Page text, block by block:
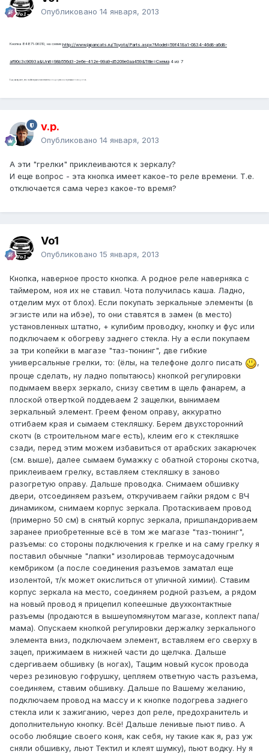
Опубликовано 14 января, 2013
Кнопка 84871-0K010, на схеме http://www.japancats.ru/Toyota/Parts.aspx?Model=59f418a1-0834-46d8-a6d8-
af90c3c9093a&Unit=98b556d3-2e6e-412e-99a9-d5209e0aa459&Title=Схема 4 из 7
Еще, как вариант, есть на эбэе зеркальные элементы с подогревом и стрелками поворотов.
v.p.
Опубликовано 14 января, 2013
А эти "грелки" приклеиваются к зеркалу?
И еще вопрос - эта кнопка имеет какое-то реле времени. Т.е.
отключается сама через какое-то время?
Vo1
Опубликовано 15 января, 2013
Кнопка, наверное просто кнопка. А родное реле наверняка с
таймером, ноя их не ставил. Чота получилась каша. Ладно,
отделим мух от блох). Если покупать зеркальные элементы (в
эгзисте или на ибэе), то они ставятся в замен (в место)
установленных штатно, + кулибим проводку, кнопку и фус или
подключаем к обогреву заднего стекла. Ну а если покупаем
за три копейки в магазе "таз-тюнинг", две гибкие
универсальные грелки, то: (ёлы, на телефоне долго писать
,
проще сделать, ну ладно попытаюсь) кнопкой регулировки
подымаем вверх зеркало, снизу светим в щель фанарем, а
плоской отверткой поддеваем 2 защелки, вынимаем
зеркальный элемент. Греем феном оправу, аккуратно
отгибаем края и сымаем стекляшку. Берем двухсторонний
скотч (в строительном маге есть), клеим его к стекляшке
сзади, перед этим можем избавиться от арабских закарючек
(см. выше), далее сымаем бумажку с обатной стороны скотча,
приклеиваем грелку, вставляем стекляшку в заново
разогретую оправу. Дальше проводка. Снимаем обшивку
двери, отсоединяем разъем, откручиваем гайки рядом с ВЧ
динамиком, снимаем корпус зеркала. Протаскиваем провод
(примерно 50 см) в снятый корпус зеркала, пришпандориваем
заранее приобретенные всё в том же магазе "таз-тюнинг",
разъемы: со стороны подключения к грелке и на саму грелку я
поставил обычные "лапки" изолировав термоусадочным
кембриком (а после соединения разъемов заматал еще
изолентой, т/к может окислиться от уличной химии). Ставим
корпус зеркала на место, соединяем родной разъем, а рядом
на новый провод я прицепил копеешные двухконтактные
разъемы (продаются в вышеупомянутом магазе, коплект папа/
мама). Опускаем кнопкой регулировки держалку зеркального
элемента вниз, подключаем элемент, вставляем его сверху в
зацеп, прижимаем в нижней части до щелчка. Дальше
сдергиваем обшивку (в ногах), Тащим новый кусок провода
через резиновую гофрушку, цепляем ответную часть разъема,
соединяем, ставим обшивку. Дальше по Вашему желанию,
подключаем провод на массу и к кнопке подогрева заднего
стекла или к зажиганию, через доп реле, предохранитель и
дополнительную кнопку. Всё! Дальше ленивые пьют пиво. А
особо любящие своего коня, как себя, ну такие как я, раз уж
сняли обшивку, льют Тектил и клеят шумку), пьют водку. Ну я